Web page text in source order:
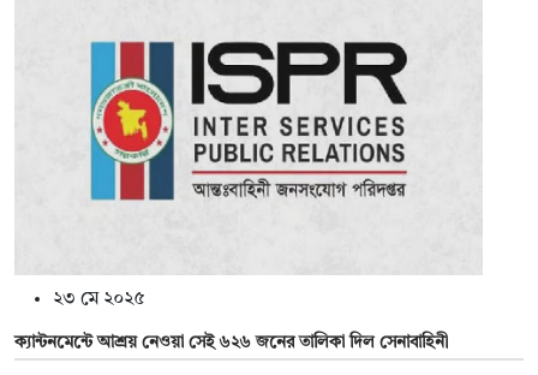
২৩ মে ২০২৫
ক্যান্টনমেন্টে আশ্রয় নেওয়া সেই ৬২৬ জনের তালিকা দিল সেনাবাহিনী